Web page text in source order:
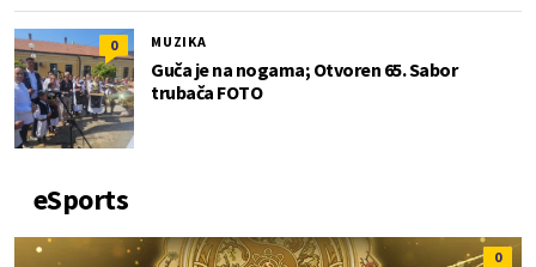
0 MUZIKA
Guča je na nogama; Otvoren 65. Sabor
trubača FOTO
eSports
0